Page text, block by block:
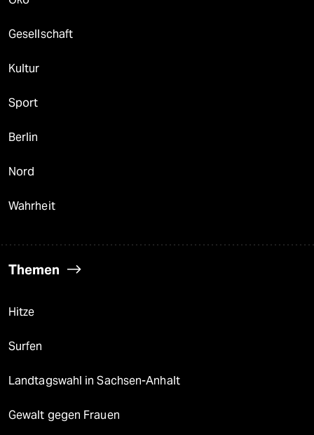
Gesellschaft
Kultur
Sport
Berlin
Nord
Wahrheit
Themen
Hitze
Surfen
Landtagswahl in Sachsen-Anhalt
Gewalt gegen Frauen